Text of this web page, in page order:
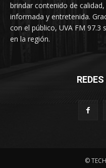
brindar contenido de
informada y entretenida.
con el público, UVA FM 97.3
en la región.
©